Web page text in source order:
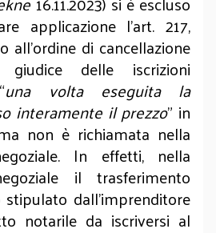
applicazione l’art. 217,
all’ordine di cancellazione
delle iscrizioni
una volta eseguita la
interamente il prezzo” in
non è richiamata nella
In effetti, nella
il trasferimento
dall’imprenditore
notarile da iscriversi al